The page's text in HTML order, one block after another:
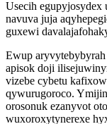
Usecih
navuva juja
guxewi
Ewup
apisok doji
vizebe cybetu
qywurugoroco.
orosonuk ezanyvot
wuxoroxytynerexe